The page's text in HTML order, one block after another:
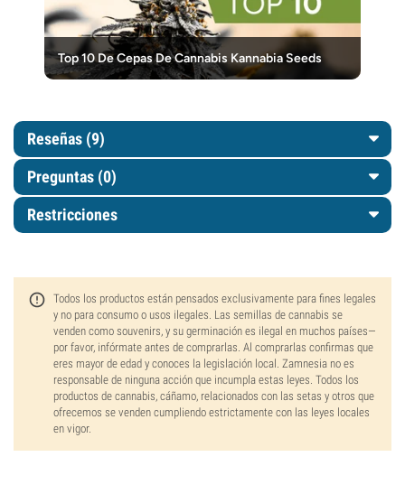
Top 10 De Cepas De Cannabis Kannabia Seeds
Reseñas (9)
Preguntas (0)
Restricciones
Todos los productos están pensados exclusivamente para fines legales
y no para consumo o usos ilegales. Las semillas de cannabis se
venden como souvenirs, y su germinación es ilegal en muchos países—
por favor, infórmate antes de comprarlas. Al comprarlas confirmas que
eres mayor de edad y conoces la legislación local. Zamnesia no es
responsable de ninguna acción que incumpla estas leyes. Todos los
productos de cannabis, cáñamo, relacionados con las setas y otros que
ofrecemos se venden cumpliendo estrictamente con las leyes locales
en vigor.